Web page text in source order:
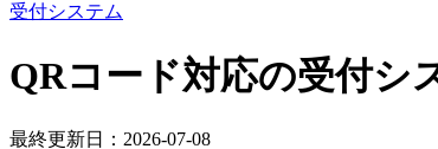
受付システム
QRコード対応の受付シ
最終更新日：2026-07-08